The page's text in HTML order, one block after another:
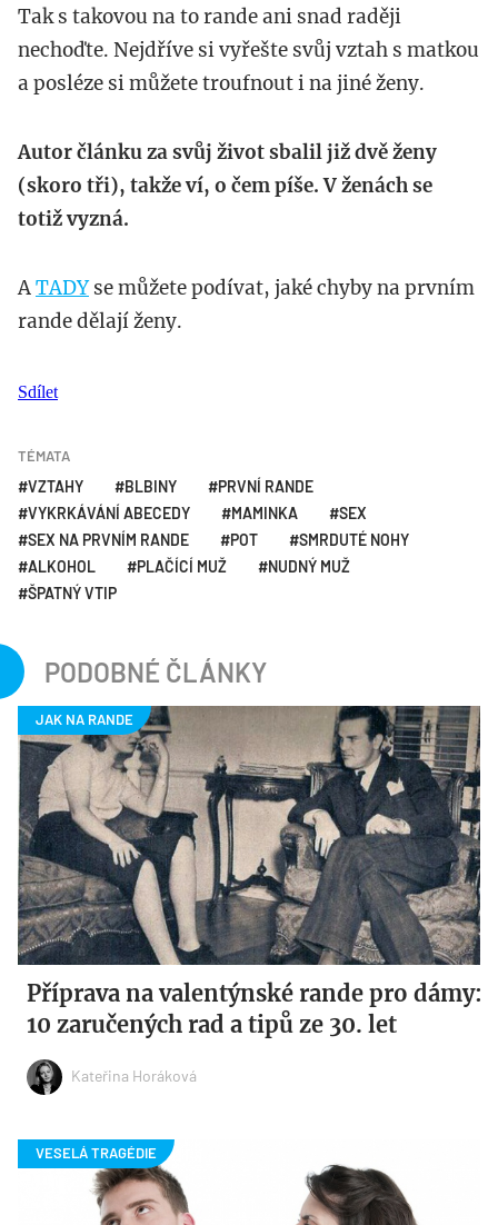
Tak s takovou na to rande ani snad raději
nechoďte. Nejdříve si vyřešte svůj vztah s matkou
a posléze si můžete troufnout i na jiné ženy.
Autor článku za svůj život sbalil již dvě ženy
(skoro tři), takže ví, o čem píše. V ženách se
totiž vyzná.
ATADYse můžete podívat, jaké chyby na prvním
rande dělají ženy.
Sdílet
TÉMATA
VZTAHY BLBINY
PRVNÍ RANDE
VYKRKÁVÁNÍ ABECEDY
MAMINKA
SEX
SEX NA PRVNÍM RANDE
POT
SMRDUTÉ NOHY
ALKOHOL
PLAČÍCÍ MUŽ
NUDNÝ MUŽ
ŠPATNÝ VTIP
PODOBNÉ ČLÁNKY
Příprava na valentýnské rande pro dámy:
10 zaručených rad a tipů ze 30. let
Kateřina Horáková